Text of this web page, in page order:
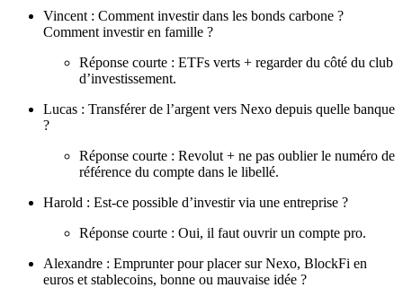
Vincent : Comment investir dans les bonds carbone ?
Comment investir en famille ?
Réponse courte : ETFs verts + regarder du côté du club
d’investissement.
Lucas : Transférer de l’argent vers Nexo depuis quelle banque
?
Réponse courte : Revolut + ne pas oublier le numéro de
référence du compte dans le libellé.
Harold : Est-ce possible d’investir via une entreprise ?
Réponse courte : Oui, il faut ouvrir un compte pro.
Alexandre : Emprunter pour placer sur Nexo, BlockFi en
euros et stablecoins, bonne ou mauvaise idée ?